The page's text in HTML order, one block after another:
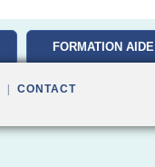
FORMATION AIDE
CONTACT